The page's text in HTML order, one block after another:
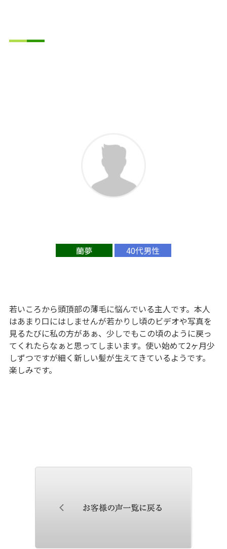
蘭夢 40代男性
若いころから頭頂部の薄毛に悩んでいる主人です。本人
はあまり口にはしませんが若かりし頃のビデオや写真を
見るたびに私の方があぁ、少しでもこの頃のように戻っ
てくれたらなぁと思ってしまいます。使い始めて2ヶ月少
しずつですが細く新しい髪が生えてきているようです。
楽しみです。